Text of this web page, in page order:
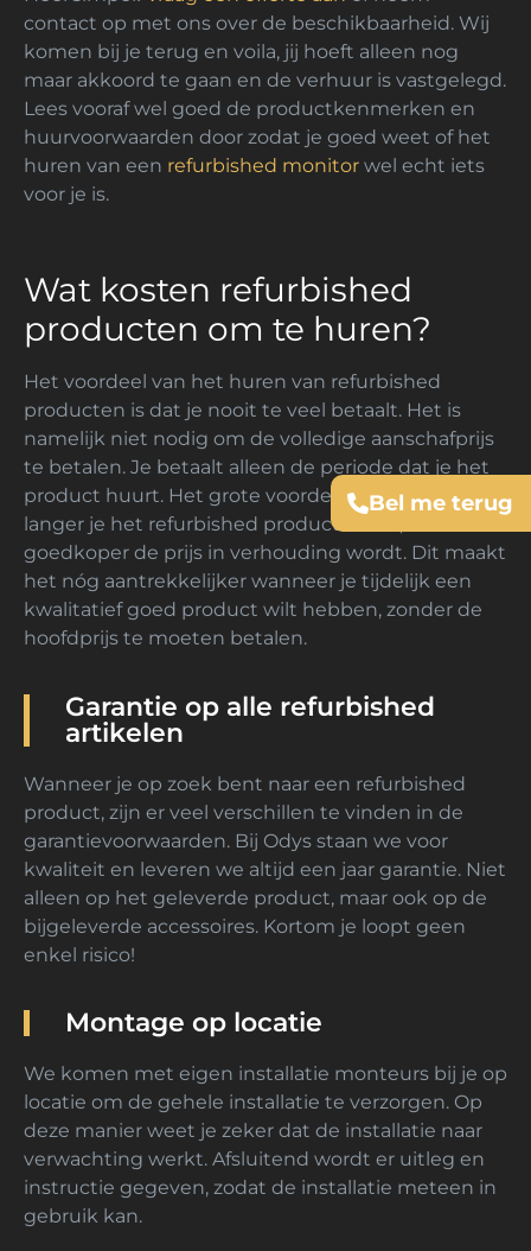
contact op met ons over de beschikbaarheid. Wij
komen bij je terug en voila, jij hoeft alleen nog
maar akkoord te gaan en de verhuur is vastgelegd.
Lees vooraf wel goed de productkenmerken en
huurvoorwaarden door zodat je goed weet of het
huren van een refurbished monitor wel echt iets
voor je is.
Wat kosten refurbished
producten om te huren?
Het voordeel van het huren van refurbished
producten is dat je nooit te veel betaalt. Het is
namelijk niet nodig om de volledige aanschafprijs
te betalen. Je betaalt alleen de periode dat je het
product huurt. Het grote voordeel is dat hoe
langer je het refurbished product huurt, hoe
goedkoper de prijs in verhouding wordt. Dit maakt
het nóg aantrekkelijker wanneer je tijdelijk een
kwalitatief goed product wilt hebben, zonder de
hoofdprijs te moeten betalen.
Garantie op alle refurbished
artikelen
Wanneer je op zoek bent naar een refurbished
product, zijn er veel verschillen te vinden in de
garantievoorwaarden. Bij Odys staan we voor
kwaliteit en leveren we altijd een jaar garantie. Niet
alleen op het geleverde product, maar ook op de
bijgeleverde accessoires. Kortom je loopt geen
enkel risico!
Montage op locatie
We komen met eigen installatie monteurs bij je op
locatie om de gehele installatie te verzorgen. Op
deze manier weet je zeker dat de installatie naar
verwachting werkt. Afsluitend wordt er uitleg en
instructie gegeven, zodat de installatie meteen in
gebruik kan.
Bel me terug